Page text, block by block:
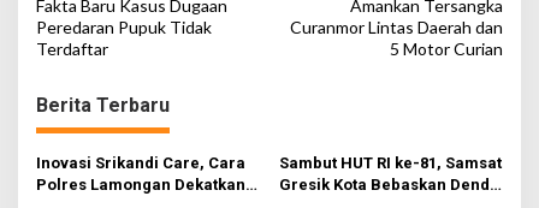
s
n
a
v
Fakta Baru Kasus Dugaan
Peredaran Pupuk Tidak
Terdaftar
Amankan Tersangka
Curanmor Lintas Daerah dan
5 Motor Curian
Berita Terbaru
Inovasi Srikandi Care, Cara
Polres Lamongan Dekatkan
Sambut HUT RI ke-81, Samsat
Gresik Kota Bebaskan Denda